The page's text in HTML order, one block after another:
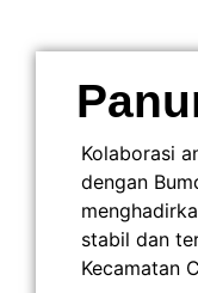
Kolaborasi
dengan
stabil dan
Kecamatan